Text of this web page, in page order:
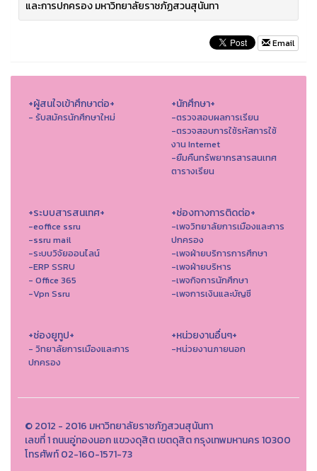
และการปกครอง มหาวิทยาลัยราชภัฏสวนสุนันทา
Email
+ผู้สนใจเข้าศึกษาต่อ+
- รับสมัครนักศึกษาใหม่
+นักศึกษา+
-ตรวจสอบผลการเรียน
-ตรวจสอบการใช้รหัสการใช้
งาน Internet
-ยืมคืนทรัพยากรสารสนเทศ
ตารางเรียน
+ระบบสารสนเทศ+
-eoffice ssru
-ssru mail
-ระบบวิจัยออนไลน์
-ERP SSRU
- Office 365
-Vpn Ssru
+ช่องทางการติดต่อ+
-เพจวิทยาลัยการเมืองและการ
ปกครอง
-เพจฝ่ายบริการการศึกษา
-เพจฝ่ายบริหาร
-เพจกิจการนักศึกษา
-เพจการเงินและบัญชี
+ช่องยูทูป+
- วิทยาลัยการเมืองและการ
ปกครอง
+หน่วยงานอื่นๆ+
-หน่วยงานภายนอก
© 2012 - 2016 มหาวิทยาลัยราชภัฏสวนสุนันทา
เลขที่ 1 ถนนอู่ทองนอก แขวงดุสิต เขตดุสิต กรุงเทพมหานคร 10300
โทรศัพท์ 02-160-1571-73